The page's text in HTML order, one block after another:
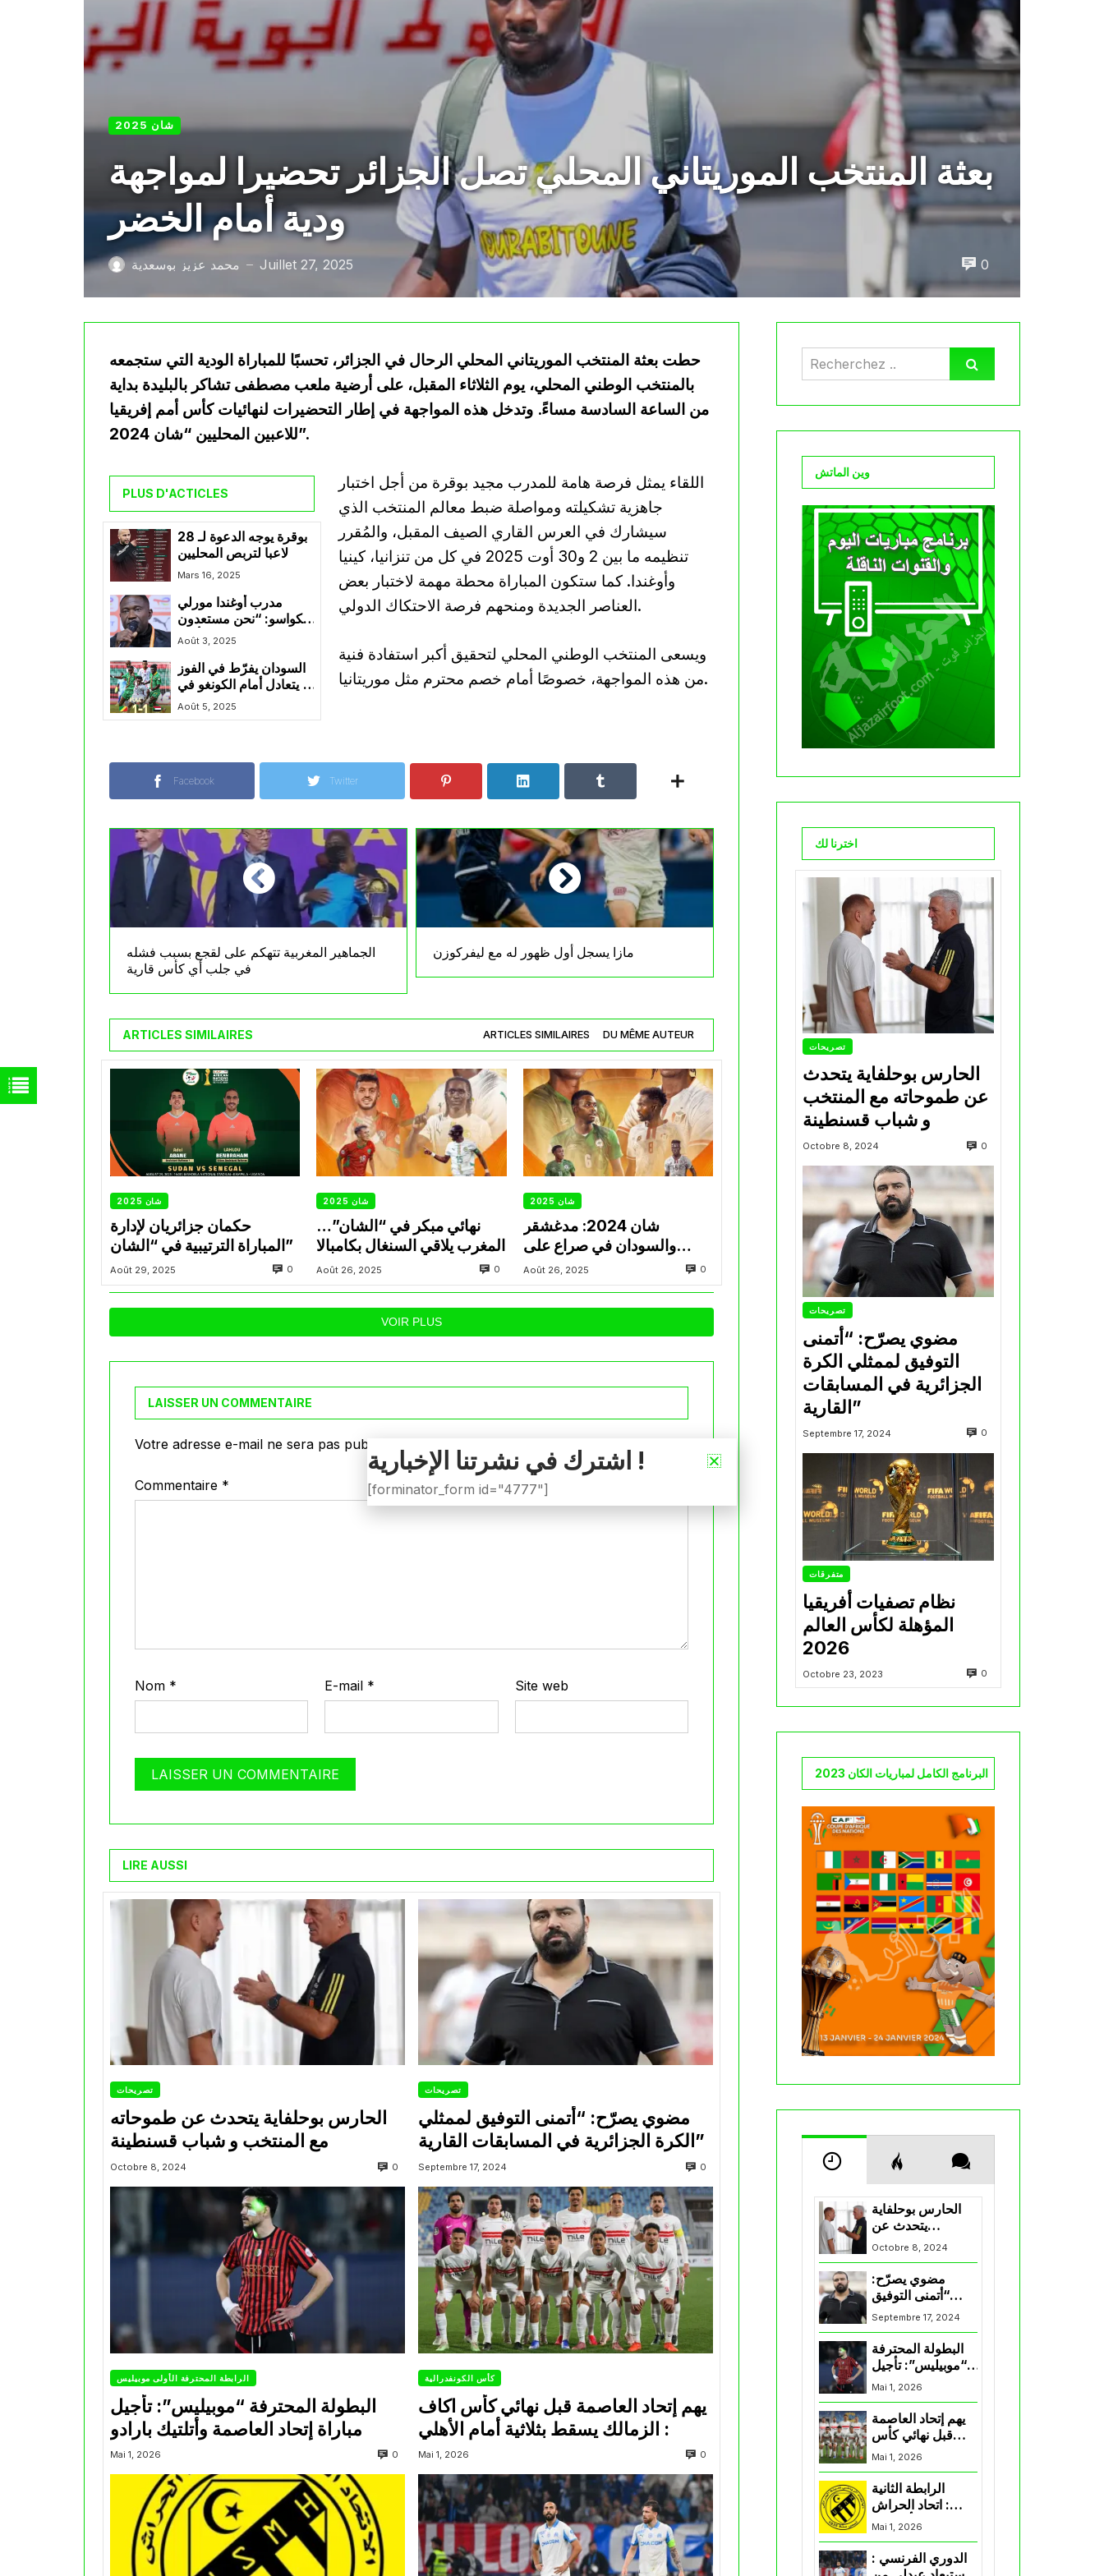
شان 2025
بعثة المنتخب الموريتاني المحلي تصل الجزائر تحضيرا لمواجهة
ودية أمام الخضر
محمد عزيز بوسعدية — Juillet 27, 2025 0
حطت بعثة المنتخب الموريتاني المحلي الرحال في الجزائر، تحسبًا للمباراة الودية التي ستجمعه
بالمنتخب الوطني المحلي، يوم الثلاثاء المقبل، على أرضية ملعب مصطفى تشاكر بالبليدة بداية
من الساعة السادسة مساءً. وتدخل هذه المواجهة في إطار التحضيرات لنهائيات كأس أمم إفريقيا
للاعبين المحليين “شان 2024”.
PLUS D'ACTICLES
بوقرة يوجه الدعوة لـ 28
لاعبا لتربص المحليين
Mars 16, 2025
مدرب أوغندا مورلي
بايكواسو: “نحن مستعدون
لصناعة التاريخ أمام
Août 3, 2025
السودان يفرّط في الفوز
ويتعادل أمام الكونغو في
افتتاح مشواره بـ”شان
2024″
Août 5, 2025
اللقاء يمثل فرصة هامة للمدرب مجيد بوقرة من أجل اختبار
جاهزية تشكيلته ومواصلة ضبط معالم المنتخب الذي
سيشارك في العرس القاري الصيف المقبل، والمُقرر
تنظيمه ما بين 2 و30 أوت 2025 في كل من تنزانيا، كينيا
وأوغندا. كما ستكون المباراة محطة مهمة لاختبار بعض
العناصر الجديدة ومنحهم فرصة الاحتكاك الدولي.
ويسعى المنتخب الوطني المحلي لتحقيق أكبر استفادة فنية
من هذه المواجهة، خصوصًا أمام خصم محترم مثل موريتانيا.
Facebook Twitter
الجماهير المغربية تتهكم على لقجع بسبب فشله
في جلب أي كأس قارية
مازا يسجل أول ظهور له مع ليفركوزن
ARTICLES SIMILAIRES ARTICLES SIMILAIRES DU MÊME AUTEUR
شان 2025
حكمان جزائريان لإدارة
المباراة الترتيبية في “الشان”
Août 29, 2025 0
شان 2025
نهائي مبكر في “الشان”…
المغرب يلاقي السنغال بكامبالا
Août 26, 2025 0
شان 2025
شان 2024: مدغشقر
والسودان في صراع على
بطاقة النهائي
Août 26, 2025 0
VOIR PLUS
LAISSER UN COMMENTAIRE
Votre adresse e-mail ne sera pas publiée.
Commentaire *
Nom * E-mail * Site web
LIRE AUSSI
تصريحات
الحارس بوحلفاية يتحدث عن طموحاته
مع المنتخب و شباب قسنطينة
Octobre 8, 2024 0
تصريحات
مضوي يصرّح: “أتمنى التوفيق لممثلي
الكرة الجزائرية في المسابقات القارية”
Septembre 17, 2024 0
الرابطة المحترفة الأولى موبيليس
البطولة المحترفة “موبيليس”: تأجيل
مباراة إتحاد العاصمة وأتلتيك بارادو
Mai 1, 2026 0
كأس الكونفدرالية
يهم إتحاد العاصمة قبل نهائي كأس اكاف
Mai 1, 2026 0
وين الماتش
اخترنا لك
تصريحات
الحارس بوحلفاية يتحدث
عن طموحاته مع المنتخب
و شباب قسنطينة
Octobre 8, 2024 0
تصريحات
مضوي يصرّح: “أتمنى
التوفيق لممثلي الكرة
الجزائرية في المسابقات
القارية”
Septembre 17, 2024 0
متفرقات
نظام تصفيات أفريقيا
المؤهلة لكأس العالم
2026
Octobre 23, 2023 0
البرنامج الكامل لمباريات الكان 2023
الحارس بوحلفاية
يتحدث عن
طموحاته مع
المنتخب و شباب
قسنطينة
Octobre 8, 2024
مضوي يصرّح:
“أتمنى التوفيق
لممثلي الكرة
الجزائرية في
Septembre 17, 2024
البطولة المحترفة
“موبيليس”: تأجيل
مباراة إتحاد
العاصمة وأتلتيك
بارادو
Mai 1, 2026
يهم إتحاد العاصمة
قبل نهائي كأس
اكاف : الزمالك
يسقط بثلاثية أمام
Mai 1, 2026
الرابطة الثانية
: اتحاد الحراش
يحسم التأهل إلى
“البلاي أوف”
Mai 1, 2026
الدوري الفرنسي :
اشترك في نشرتنا الإخبارية !
[forminator_form id="4777"]